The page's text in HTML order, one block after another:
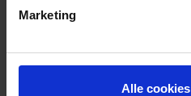
Marketing
Alle